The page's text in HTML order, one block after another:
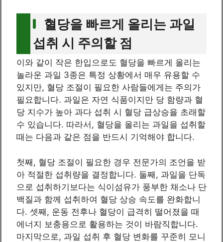
혈당을 빠르게 올리는 과일
섭취 시 주의할 점
이와 같이 작은 한입으로도 혈당을 빠르게 올리는
놀라운 과일 3종은 특정 상황에서 매우 유용할 수
있지만, 혈당 조절이 필요한 사람들에게는 주의가
필요합니다. 과일은 자연 식품이지만 당 함량과 혈
당 지수가 높아 과다 섭취 시 혈당 급상승을 초래할
수 있습니다. 따라서, 혈당을 올리는 과일을 섭취할
때는 다음과 같은 점을 반드시 기억해야 합니다.
첫째, 혈당 조절이 필요한 경우 전문가의 조언을 받
아 적절한 섭취량을 결정합니다. 둘째, 과일을 단독
으로 섭취하기보다는 식이섬유가 풍부한 채소나 단
백질과 함께 섭취하여 혈당 상승 속도를 완화합니
다. 셋째, 운동 전후나 혈당이 급격히 떨어졌을 때
에너지 보충용으로 활용하는 것이 바람직합니다.
마지막으로, 과일 섭취 후 혈당 변화를 꾸준히 모니